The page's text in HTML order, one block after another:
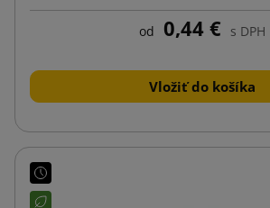
od 0,44 € s DPH
Vložiť do košíka